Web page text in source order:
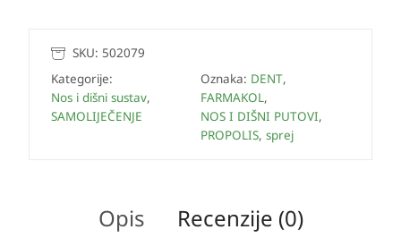
SKU: 502079
Kategorije:
Nos i dišni sustav,
SAMOLIJEČENJE
Oznaka: DENT,
FARMAKOL ,
NOS I DIŠNI PUTOVI,
PROPOLIS, sprej
Opis Recenzije (0)